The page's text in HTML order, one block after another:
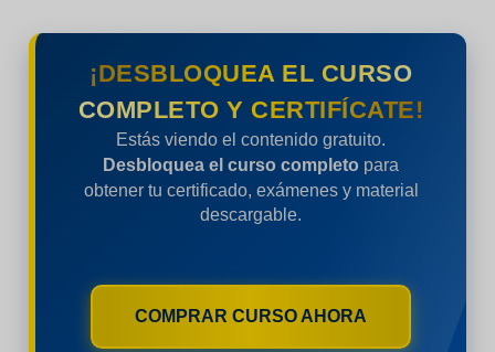
¡DESBLOQUEA EL CURSO
COMPLETO Y CERTIFÍCATE!
Estás viendo el contenido gratuito.
Desbloquea el curso completo para
obtener tu certificado, exámenes y material
descargable.
COMPRAR CURSO AHORA